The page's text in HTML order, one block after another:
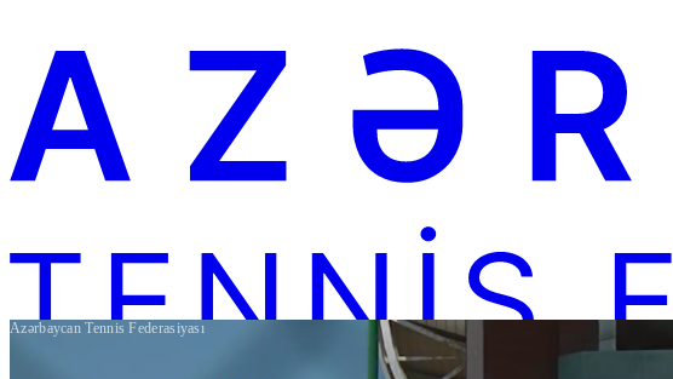
Azərbaycan Tennis Federasiyası